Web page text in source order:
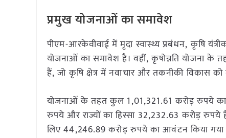
प्रमुख योजनाओं का समावेश
पीएम-आरकेवीवाई में मृदा स्वास्थ्य प्रबंधन, कृषि
योजनाओं का समावेश है। वहीं, कृषोन्नति योजना के
हैं, जो कृषि क्षेत्र में नवाचार और तकनीकी विकास को
योजनाओं के तहत कुल 1,01,321.61 करोड़ रुपये का
रुपये और राज्यों का हिस्सा 32,232.63 करोड़
लिए 44,246.89 करोड़ रुपये का आवंटन किया गया